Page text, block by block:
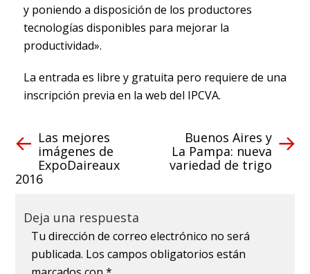
y poniendo a disposición de los productores
tecnologías disponibles para mejorar la
productividad».
La entrada es libre y gratuita pero requiere de una
inscripción previa en la web del IPCVA.
Las mejores
imágenes de
ExpoDaireaux
2016
Buenos Aires y
La Pampa: nueva
variedad de trigo
Deja una respuesta
Tu dirección de correo electrónico no será
publicada. Los campos obligatorios están